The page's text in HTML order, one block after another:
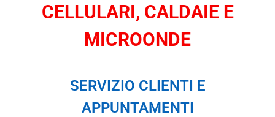
CELLULARI, CALDAIE E
MICROONDE
SERVIZIO CLIENTI E
APPUNTAMENTI